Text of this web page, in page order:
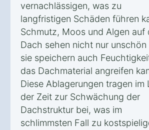
vernachlässigen, was zu
langfristigen Schäden führen
Schmutz, Moos und Algen auf
Dach sehen nicht nur unschön
sie speichern auch
das Dachmaterial angreifen
Diese Ablagerungen tragen im
der Zeit zur Schwächung der
Dachstruktur bei, was im
schlimmsten Fall zu